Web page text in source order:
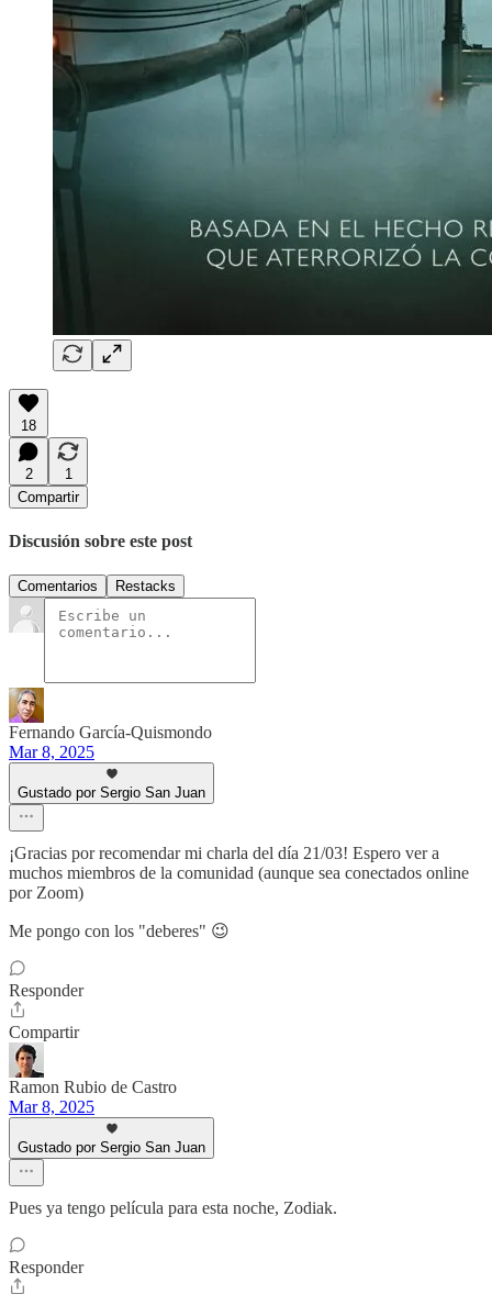
18
2
1
Compartir
Discusión sobre este post
Comentarios Restacks
Fernando García-Quismondo
Mar 8, 2025
Gustado por Sergio San Juan
¡Gracias por recomendar mi charla del día 21/03! Espero ver a
muchos miembros de la comunidad (aunque sea conectados online
por Zoom)
Me pongo con los "deberes" 😉
Responder
Compartir
Ramon Rubio de Castro
Mar 8, 2025
Gustado por Sergio San Juan
Pues ya tengo película para esta noche, Zodiak.
Responder